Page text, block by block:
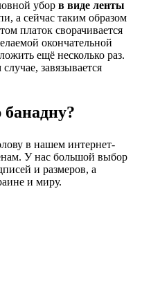
убор в виде ленты
а сейчас таким образом
платок сворачивается
окончательной
ещё несколько раз.
завязывается
в нашем интернет-
У нас большой выбор
и размеров, а
и миру.